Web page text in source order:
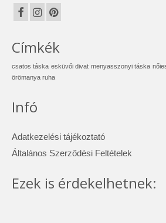
Címkék
csatos táska esküvői divat menyasszonyi táska
örömanya ruha
Infó
Adatkezelési tájékoztató
Általános Szerződési Feltételek
Ezek is érdekelhetnek: